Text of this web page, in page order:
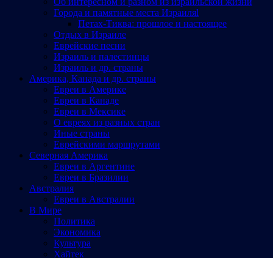
Города и памятные места Израиляl
Петах-Тиква: прошлое и настоящее
Отдых в Израиле
Еврейские песни
Израиль и палестинцы
Израиль и др. страны
Америка, Канада и др. страны
Евреи в Америке
Евреи в Канаде
Евреи в Мексике
О евреях из разных стран
Иные страны
Еврейскими маршрутами
Северная Америка
Евреи в Аргентине
Евреи в Бразилии
Австралия
Евреи в Австралии
В Мире
Политика
Экономика
Культура
Хайтек